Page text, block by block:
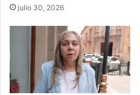
julio 30, 2026